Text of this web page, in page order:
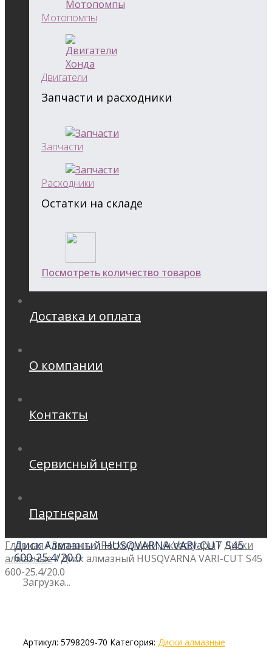
Мотопомпы
Двигатели
Запчасти и расходники
Запчасти
Расходники
Остатки на складе
Посмотреть количество товаров
Доставка и оплата
О компании
Контакты
Сервисный центр
Партнерам
Главная/Запчасти, Расходники, Аксессуары/Диски
алмазные/Диск алмазный HUSQVARNA VARI-CUT S45
600-25.4/20.0
Диск Алмазный HUSQVARNA VARI-CUT S45
600-25.4/20.0
Загрузка...
Артикул: 5798209-70 Категория: Диски алмазные